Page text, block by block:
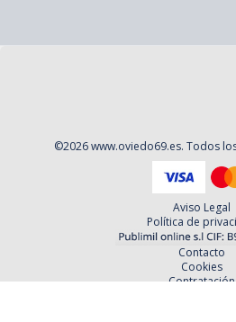
©2026 www.oviedo69.es. Todos
Aviso Legal
Política de
Contacto
Cookies
Contratación